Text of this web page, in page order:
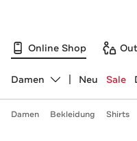
Online Shop
Abteilung ändern,
Damen Neu Sale
Damen Bekleidung Shirts